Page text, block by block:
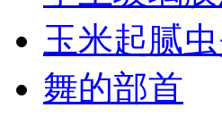
玉米起腻
舞的部首